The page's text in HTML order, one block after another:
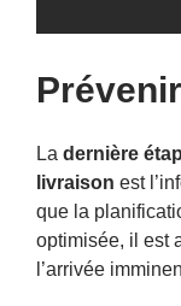
La dernière
livraison est
que la
optimisée, il est
l’arrivée